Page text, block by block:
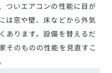
ついエアコンの性能に目が
は窓や壁、床などから外気
あります。設備を替えるだ
そのものの性能を見直すこ